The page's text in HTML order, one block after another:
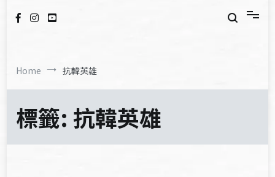
Home 抗韓英雄
標籤: 抗韓英雄